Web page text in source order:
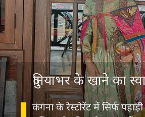
कंगना के रेस्टोरेंट में सिर्फ
दुनियाभर के खाने का